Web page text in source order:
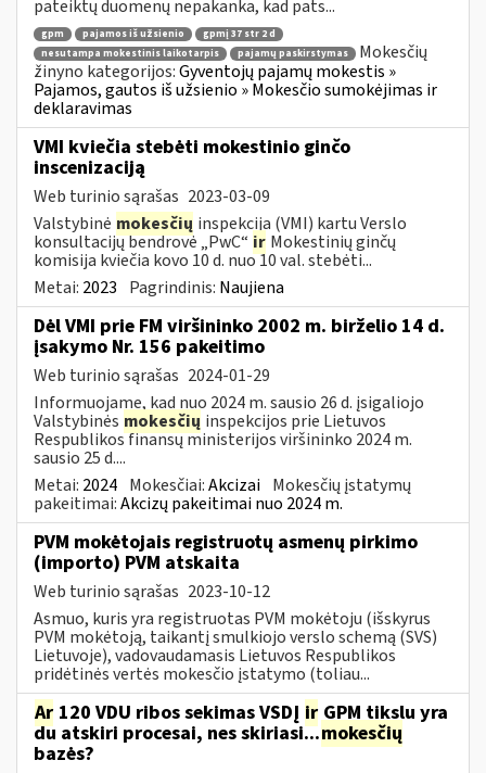
pateiktų duomenų nepakanka, kad pats...
gpm pajamos iš užsienio
gpmį 37 str 2 d
nesutampa mokestinis laikotarpis
pajamų paskirstymas
Mokesčių
žinyno kategorijos:Gyventojų pajamų mokestis »
Pajamos, gautos iš užsienio » Mokesčio sumokėjimas ir
deklaravimas
VMI kviečia stebėti mokestinio ginčo
inscenizaciją
Web turinio sąrašas 2023-03-09
Valstybinė mokesčių inspekcija (VMI) kartu Verslo
konsultacijų bendrovė „PwC“ ir Mokestinių ginčų
komisija kviečia kovo 10 d. nuo 10 val. stebėti...
Metai: 2023 Pagrindinis: Naujiena
Dėl VMI prie FM viršininko 2002 m. birželio 14 d.
įsakymo Nr. 156 pakeitimo
Web turinio sąrašas 2024-01-29
Informuojame, kad nuo 2024 m. sausio 26 d. įsigaliojo
Valstybinės mokesčių inspekcijos prie Lietuvos
Respublikos finansų ministerijos viršininko 2024 m.
sausio 25 d....
Metai: 2024 Mokesčiai:Akcizai Mokesčių įstatymų
pakeitimai:Akcizų pakeitimai nuo 2024 m.
PVM mokėtojais registruotų asmenų pirkimo
(importo) PVM atskaita
Web turinio sąrašas 2023-10-12
Asmuo, kuris yra registruotas PVM mokėtoju (išskyrus
PVM mokėtoją, taikantį smulkiojo verslo schemą (SVS)
Lietuvoje), vadovaudamasis Lietuvos Respublikos
pridėtinės vertės mokesčio įstatymo (toliau...
Ar 120 VDU ribos sekimas VSDĮ ir GPM tikslu yra
du atskiri procesai, nes skiriasi...mokesčių
bazės?